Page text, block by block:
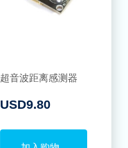
超音波距离感测器
USD9.80